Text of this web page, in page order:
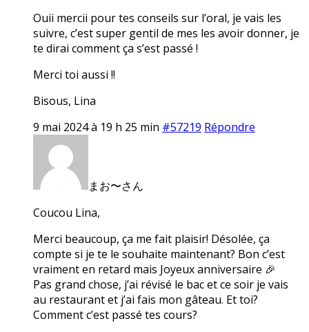
Ouii mercii pour tes conseils sur l’oral, je vais les
suivre, c’est super gentil de mes les avoir donner, je
te dirai comment ça s’est passé !
Merci toi aussi !!
Bisous, Lina
9 mai 2024 à 19 h 25 min #57219 Répondre
まお〜さん
Coucou Lina,
Merci beaucoup, ça me fait plaisir! Désolée, ça
compte si je te le souhaite maintenant? Bon c’est
vraiment en retard mais Joyeux anniversaire 🎉
Pas grand chose, j’ai révisé le bac et ce soir je vais
au restaurant et j’ai fais mon gâteau. Et toi?
Comment c’est passé tes cours?